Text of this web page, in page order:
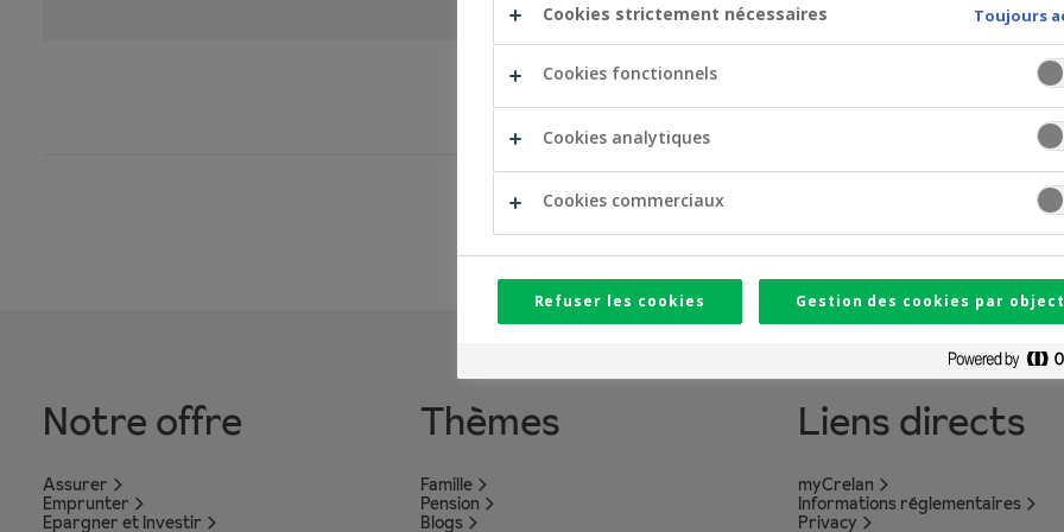
Notre offre
Assurer
Emprunter
Epargner et Investir
Thèmes
Famille
Pension
Blogs
Liens directs
myCrelan
Informations réglementaires
Privacy
Cookies strictement nécessaires Toujours
Cookies fonctionnels
Cookies analytiques
Cookies commerciaux
Refuser les cookies Gestion des cookies par